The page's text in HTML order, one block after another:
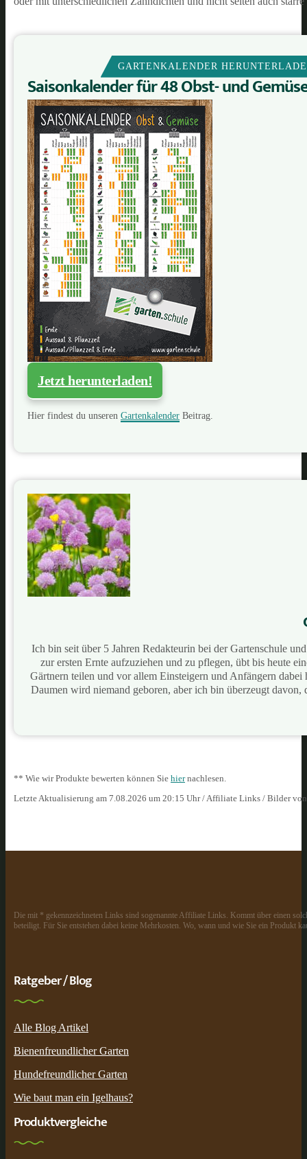
GARTENKALENDER
Saisonkalender für 48 Obst- und
Jetzt herunterladen!
Hier findest du unseren Gartenkalender Beitrag.
Ich bin seit über 5 Jahren Redakteurin bei der Gartenschule
zur ersten Ernte aufzuziehen und zu pflegen, übt bis heute
Gärtnern teilen und vor allem Einsteigern und Anfängern
Daumen wird niemand geboren, aber ich bin überzeugt
** Wie wir Produkte bewerten können Sie hiernachlesen.
Letzte Aktualisierung am 7.08.2026 um 20:15 Uhr / Affiliate Links / Bilder
Die mit * gekennzeichneten Links sind sogenannte Affiliate Links. Kommt über einen
beteiligt. Für Sie entstehen dabei keine Mehrkosten. Wo, wann und wie Sie ein Produkt
Ratgeber / Blog
Alle Blog Artikel
Bienenfreundlicher Garten
Hundefreundlicher Garten
Wie baut man ein Igelhaus?
Produktvergleiche